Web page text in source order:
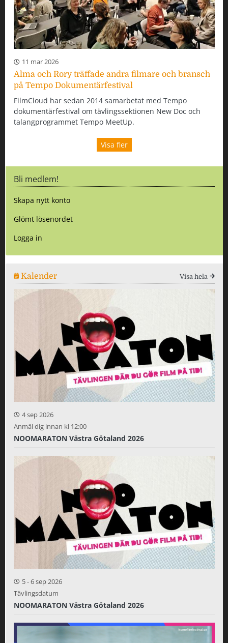
11 mar 2026
Alma och Rory träffade andra filmare och bransch
på Tempo Dokumentärfestival
FilmCloud har sedan 2014 samarbetat med Tempo
dokumentärfestival om tävlingssektionen New Doc och
talangprogrammet Tempo MeetUp.
Visa fler
Bli medlem!
Skapa nytt konto
Glömt lösenordet
Logga in
Kalender Visa hela
4 sep 2026
Anmäl dig innan kl 12:00
NOOMARATON Västra Götaland 2026
5-6 sep 2026
Tävlingsdatum
NOOMARATON Västra Götaland 2026